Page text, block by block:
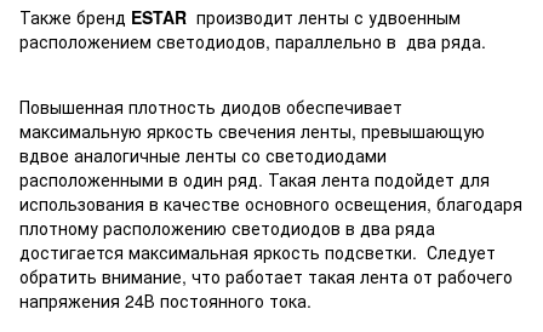
Также бренд ESTAR производит ленты с удвоенным
расположением светодиодов, параллельно в два ряда.
Повышенная плотность диодов обеспечивает
максимальную яркость свечения ленты, превышающую
вдвое аналогичные ленты со светодиодами
расположенными в один ряд. Такая лента подойдет для
использования в качестве основного освещения, благодаря
плотному расположению светодиодов в два ряда
достигается максимальная яркость подсветки. Следует
обратить внимание, что работает такая лента от рабочего
напряжения 24В постоянного тока.